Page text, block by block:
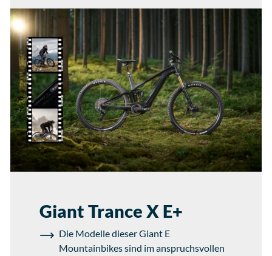
Giant Trance X E+
Die Modelle dieser Giant E
Mountainbikes sind im anspruchsvollen